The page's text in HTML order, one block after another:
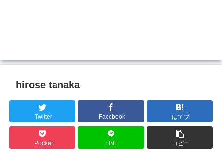
hirose tanaka
Twitter Facebook はてブ
Pocket LINE コピー